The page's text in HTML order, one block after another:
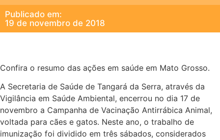
Publicado em:
19 de novembro de 2018
Confira o resumo das ações em saúde em Mato Grosso.
A Secretaria de Saúde de Tangará da Serra, através da
Vigilância em Saúde Ambiental, encerrou no dia 17 de
novembro a Campanha de Vacinação Antirrábica Animal,
voltada para cães e gatos. Neste ano, o trabalho de
imunização foi dividido em três sábados, considerados